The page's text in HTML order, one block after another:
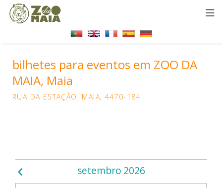
bilhetes para eventos em ZOO DA
MAIA, Maia
RUA DA ESTAÇÃO, MAIA, 4470-184
setembro 2026